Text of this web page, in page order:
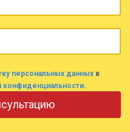
персональных данных в
конфиденциальности.